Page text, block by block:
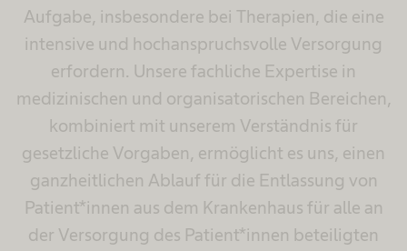
Aufgabe, insbesondere bei Therapien, die eine
intensive und hochanspruchsvolle Versorgung
erfordern. Unsere fachliche Expertise in
medizinischen und organisatorischen Bereichen,
kombiniert mit unserem Verständnis für
gesetzliche Vorgaben, ermöglicht es uns, einen
ganzheitlichen Ablauf für die Entlassung von
Patient*innen aus dem Krankenhaus für alle an
der Versorgung des Patient*innen beteiligten